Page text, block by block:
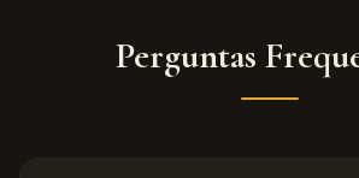
Perguntas